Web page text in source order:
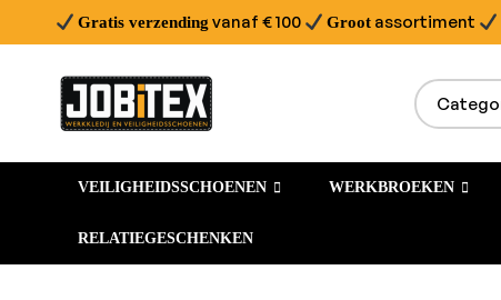
Gratis verzending vanaf € 100 Groot assortiment
VEILIGHEIDSSCHOENEN WERKBROEKEN
RELATIEGESCHENKEN